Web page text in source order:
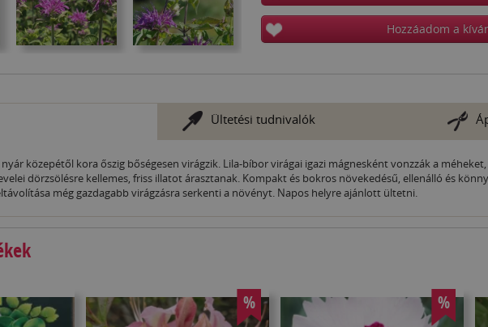
Hozzáadom a
Ültetési tudnivalók
nyár közepétől kora őszig bőségesen virágzik. Lila-bíbor virágai igazi mágnesként vonzzák a
dörzsölésre kellemes, friss illatot árasztanak. Kompakt és bokros növekedésű, ellenálló és
még gazdagabb virágzásra serkenti a növényt. Napos helyre ajánlott ültetni.
% %